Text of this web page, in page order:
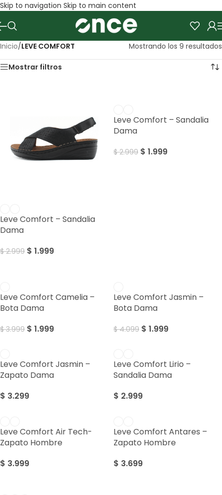
Skip to navigation Skip to main content
Inicio/LEVE COMFORT Mostrando los 9 resultados
Mostrar filtros
Leve Comfort – Sandalia
Dama
$2.999 $ 1.999
Leve Comfort – Sandalia
Dama
$2.999 $ 1.999
Leve Comfort Camelia –
Bota Dama
$3.999 $ 1.999
Leve Comfort Jasmin –
Bota Dama
$4.099 $ 1.999
Leve Comfort Jasmin –
Zapato Dama
$ 3.299
Leve Comfort Lirio –
Sandalia Dama
$ 2.999
Leve Comfort Air Tech-
Zapato Hombre
$ 3.999
Leve Comfort Antares –
Zapato Hombre
$ 3.699